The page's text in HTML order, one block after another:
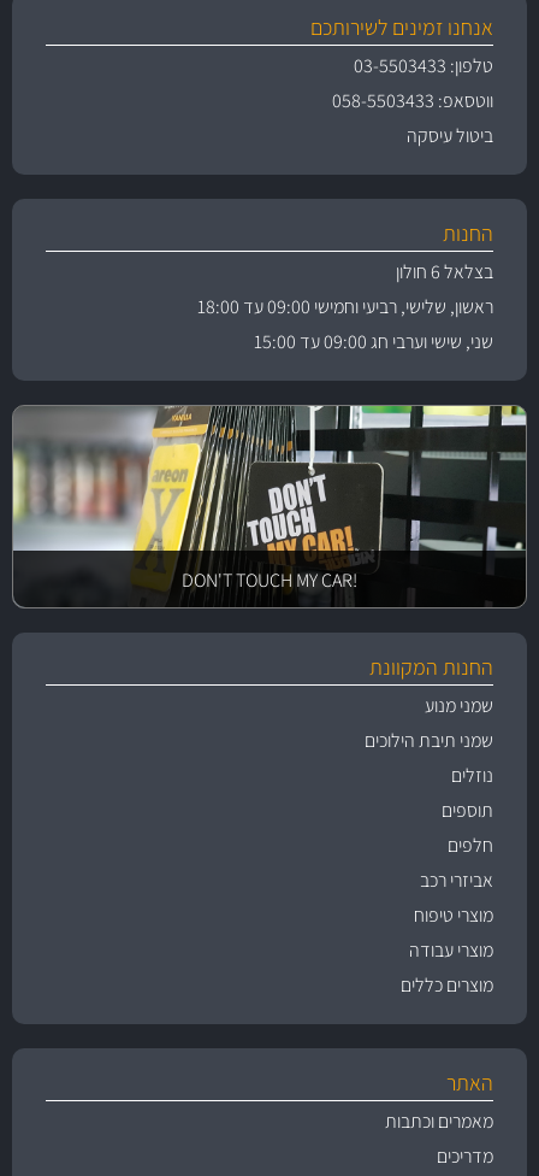
אנחנו זמינים לשירותכם
טלפון: 03-5503433
ווטסאפ: 058-5503433
ביטול עיסקה
החנות
בצלאל 6 חולון
ראשון, שלישי, רביעי וחמישי 09:00 עד 18:00
שני, שישי וערבי חג 09:00 עד 15:00
!DON'T TOUCH MY CAR
החנות המקוונת
שמני מנוע
שמני תיבת הילוכים
נוזלים
תוספים
חלפים
אביזרי רכב
מוצרי טיפוח
מוצרי עבודה
מוצרים כללים
האתר
מאמרים וכתבות
מדריכים